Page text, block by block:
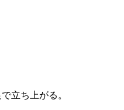
立ち上がる。